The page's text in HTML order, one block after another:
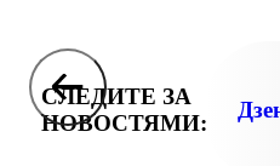
СЛЕДИТЕ ЗА
НОВОСТЯМИ: